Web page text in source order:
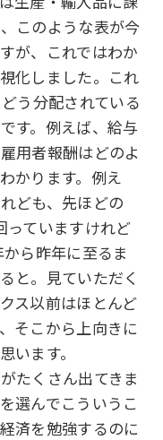
このような表が今
が、これではわか
化しました。これ
う分配されている
す。例えば、給与
用者報酬はどのよ
かります。例え
ども、先ほどの
っていますけれど
ら昨年に至るま
と。見ていただく
ス以前はほとんど
そこから上向きに
います。
たくさん出てきま
選んでこういうこ
済を勉強するのに